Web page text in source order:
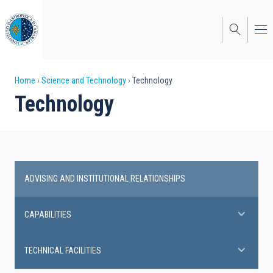
to
main
content
Breadcrumb
Home Science and Technology Technology
Technology
ADVISING AND INSTITUTIONAL RELATIONSHIPS
CAPABILITIES
TECHNICAL FACILITIES